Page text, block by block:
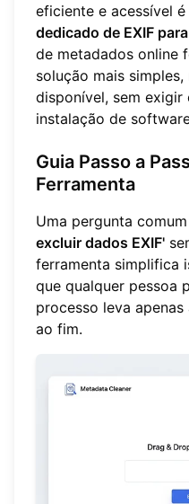
eficiente e acessível é
dedicado de EXIF
de metadados online
solução mais
disponível, sem
instalação de
Guia Passo a
Ferramenta
Uma pergunta
excluir dados EXIF'
ferramenta simplifica
que qualquer pessoa
processo leva
ao fim.